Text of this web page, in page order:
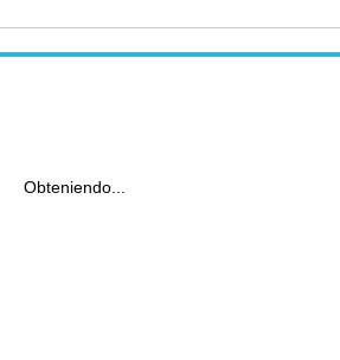
Obteniendo...